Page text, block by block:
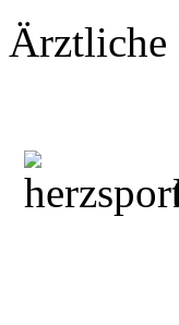
Ärztliche